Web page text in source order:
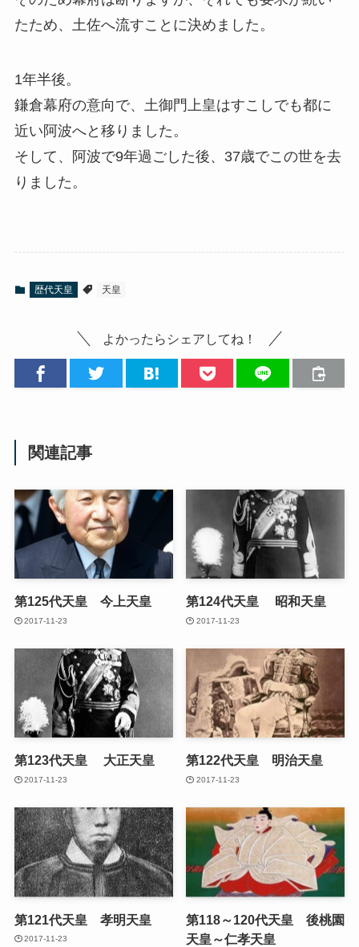
たため、土佐へ流すことに決めました。
1年半後。
鎌倉幕府の意向で、土御門上皇はすこしでも都に
近い阿波へと移りました。
そして、阿波で9年過ごした後、37歳でこの世を去
りました。
歴代天皇 天皇
よかったらシェアしてね！
関連記事
第125代天皇 今上天皇
2017-11-23
第124代天皇 昭和天皇
2017-11-23
第123代天皇 大正天皇
2017-11-23
第122代天皇 明治天皇
2017-11-23
第121代天皇 孝明天皇
2017-11-23
第118～120代天皇 後桃園
天皇～仁孝天皇